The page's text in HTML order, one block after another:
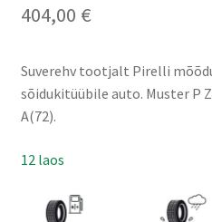
404,00 €
Suverehv tootjalt Pirelli
sõidukitüübile auto. Muster P
A(72).
12 laos